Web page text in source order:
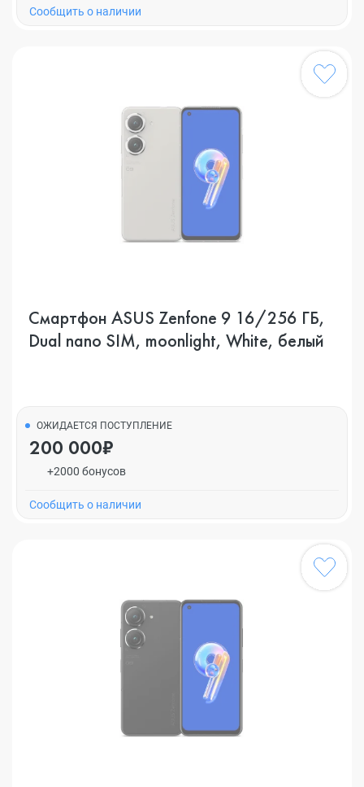
Cообщить о наличии
Смартфон ASUS Zenfone 9 16/256 ГБ,
Dual nano SIM, moonlight, White, белый
ОЖИДАЕТСЯ ПОСТУПЛЕНИЕ
200 000₽
+2000 бонусов
Cообщить о наличии